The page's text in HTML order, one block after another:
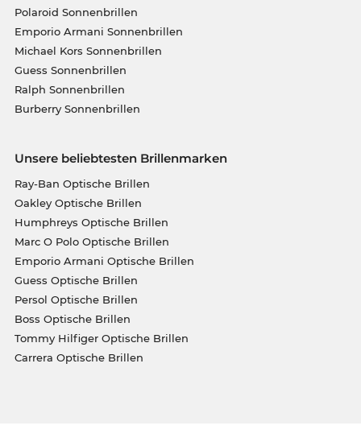
Polaroid Sonnenbrillen
Emporio Armani Sonnenbrillen
Michael Kors Sonnenbrillen
Guess Sonnenbrillen
Ralph Sonnenbrillen
Burberry Sonnenbrillen
Unsere beliebtesten Brillenmarken
Ray-Ban Optische Brillen
Oakley Optische Brillen
Humphreys Optische Brillen
Marc O Polo Optische Brillen
Emporio Armani Optische Brillen
Guess Optische Brillen
Persol Optische Brillen
Boss Optische Brillen
Tommy Hilfiger Optische Brillen
Carrera Optische Brillen